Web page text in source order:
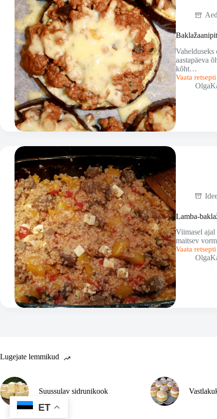
aastapäeva
kõht…
Vaata
Lamba-
Viimasel ajal
maitsev
Vaata
Lamba-
Lugejate lemmikud
Suussulav sidrunikook
ET